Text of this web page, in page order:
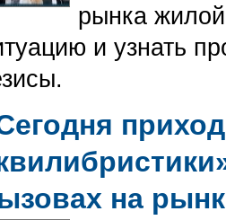
рынка
и узнать
на